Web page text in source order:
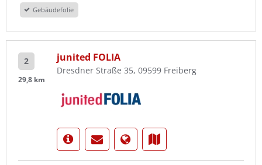
Gebäudefolie
2
29,8 km
junited FOLIA
Dresdner Straße 35, 09599 Freiberg